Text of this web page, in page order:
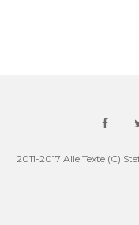
2011-2017 Alle Texte (C)